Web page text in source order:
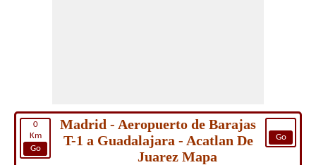
0
Km
Go
Go
Madrid - Aeropuerto de Barajas
T-1 a Guadalajara - Acatlan De
Juarez Mapa